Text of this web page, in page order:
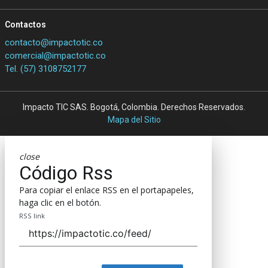
Contactos
contacto@impactotic.co
comercial@impactotic.co
Tel. (57) 3108752177
Impacto TIC SAS. Bogotá, Colombia. Derechos Reservados.
Mapa del Sitio
close
Código Rss
Para copiar el enlace RSS en el portapapeles,
haga clic en el botón.
RSS link